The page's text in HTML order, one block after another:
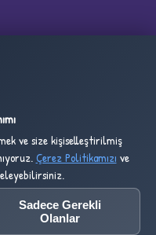
1,033,938
TOPLAM
— All rights reserved.
ve size kişiselleştirilmiş
Çerez Politikamızı ve
Sadece Gerekli
Olanlar